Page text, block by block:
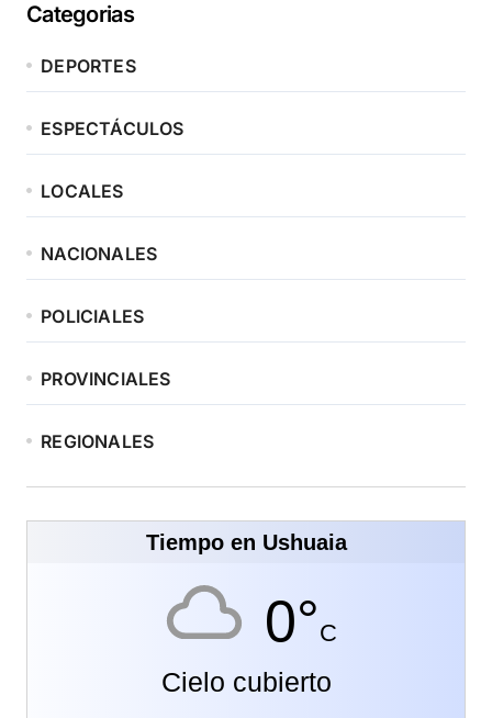
Categorias
DEPORTES
ESPECTÁCULOS
LOCALES
NACIONALES
POLICIALES
PROVINCIALES
REGIONALES
Tiempo en Ushuaia
0°C
Cielo cubierto